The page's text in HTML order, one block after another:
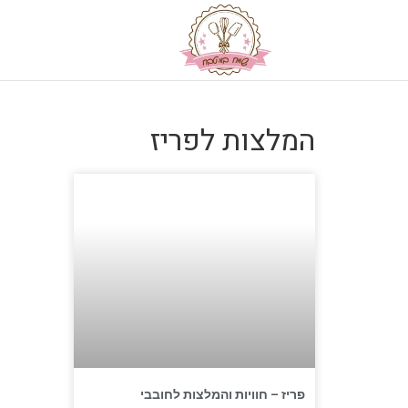
המלצות לפריז
פריז – חוויות והמלצות לחובבי